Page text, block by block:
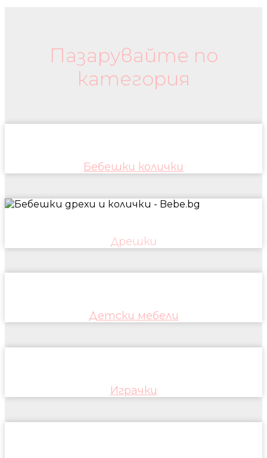
Пазарувайте по
категория
Бебешки колички
Дрешки
Детски мебели
Играчки